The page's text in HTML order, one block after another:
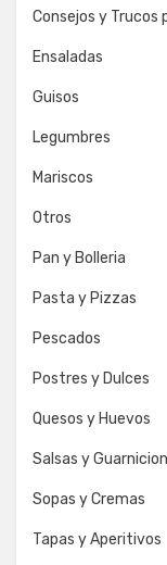
Consejos y Trucos
Ensaladas
Guisos
Legumbres
Mariscos
Otros
Pan y Bolleria
Pasta y Pizzas
Pescados
Postres y Dulces
Quesos y Huevos
Salsas y
Sopas y Cremas
Tapas y Aperitivos